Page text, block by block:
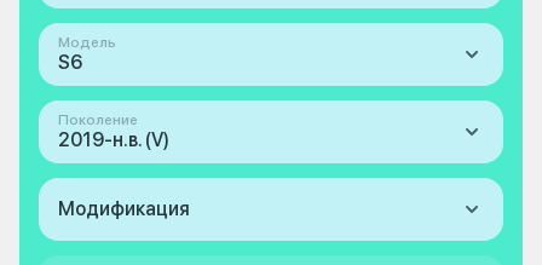
Модель
S6
Поколение
2019-н.в. (V)
Модификация